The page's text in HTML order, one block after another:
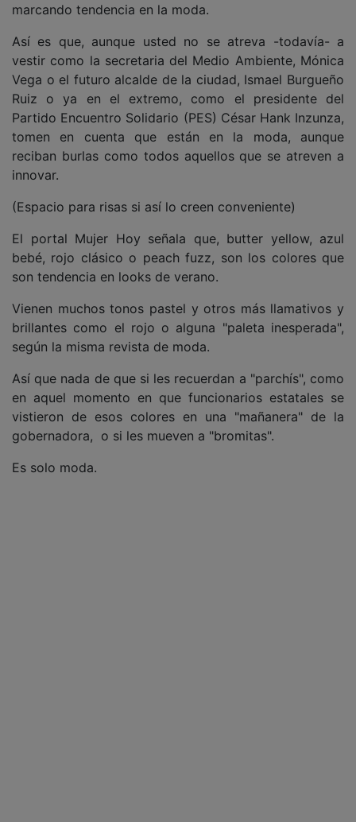
marcando tendencia en la moda.
Así es que, aunque usted no se atreva -todavía- a
vestir como la secretaria del Medio Ambiente, Mónica
Vega o el futuro alcalde de la ciudad, Ismael Burgueño
Ruiz o ya en el extremo, como el presidente del
Partido Encuentro Solidario (PES) César Hank Inzunza,
tomen en cuenta que están en la moda, aunque
reciban burlas como todos aquellos que se atreven a
innovar.
(Espacio para risas si así lo creen conveniente)
El portal Mujer Hoy señala que, butter yellow, azul
bebé, rojo clásico o peach fuzz, son los colores que
son tendencia en looks de verano.
Vienen muchos tonos pastel y otros más llamativos y
brillantes como el rojo o alguna "paleta inesperada",
según la misma revista de moda.
Así que nada de que si les recuerdan a "parchís", como
en aquel momento en que funcionarios estatales se
vistieron de esos colores en una "mañanera" de la
gobernadora, o si les mueven a "bromitas".
Es solo moda.